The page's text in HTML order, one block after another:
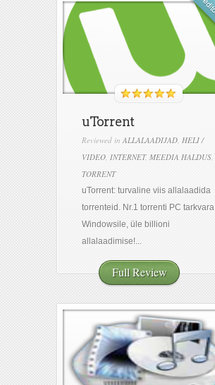
uTorrent
Reviewed inALLALAADIJAD, HELI /
VIDEO, INTERNET, MEEDIA HALDUS,
TORRENT
uTorrent: turvaline viis allalaadida
torrenteid. Nr.1 torrenti PC tarkvara
Windowsile, üle billioni
allalaadimise!...
Full Review